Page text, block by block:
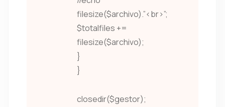
filesize($archivo).”<br>”;
$totalfiles +=
filesize($archivo);
}
}
closedir($gestor);